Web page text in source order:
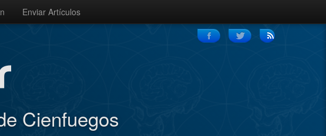
Enviar Artículos
Cienfuegos